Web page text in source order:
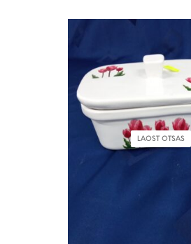
LAOST OTSAS